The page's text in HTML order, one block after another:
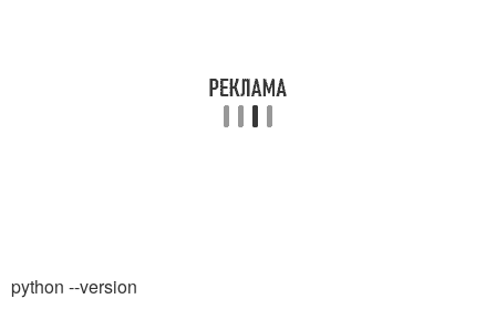
python --version